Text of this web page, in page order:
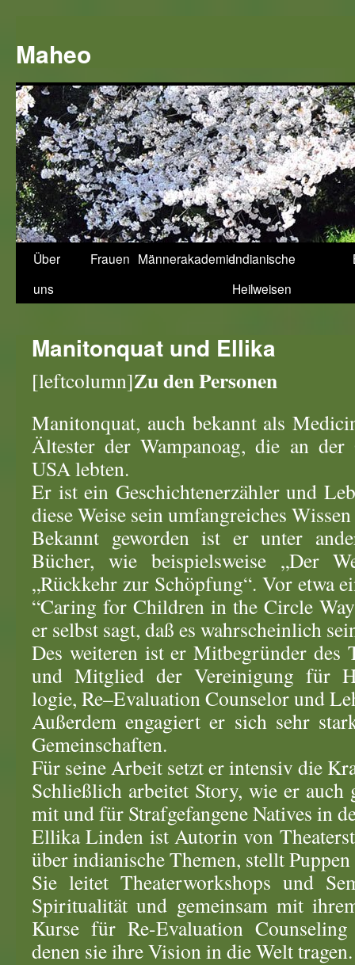
springen
Maheo
Über
uns
Frauen MännerakademieIndianische
Heilweisen
Manitonquat und Ellika
[leftcolumn]Zu den Personen
Manitonquat, auch bekannt als
Ältester der Wampanoag, die an der
USA lebten.
Er ist ein Geschichtenerzähler und
diese Weise sein umfangreiches
Bekannt geworden ist er unter
Bücher, wie beispielsweise „Der
„Rückkehr zur Schöpfung“. Vor etwa
“Caring for Children in the Circle
er selbst sagt, daß es wahrscheinlich
Des weiteren ist er Mitbegründer
und Mitglied der Vereinigung für
logie, Re–Evaluation Counselor und
Außerdem engagiert er sich sehr
Gemeinschaften.
Für seine Arbeit setzt er intensiv die
Schließlich arbeitet Story, wie er
mit und für Strafgefangene Natives in
Ellika Linden ist Autorin von
über indianische Themen, stellt
Sie leitet Theaterworkshops und
Spiritualität und gemeinsam mit
Kurse für Re-Evaluation
denen sie ihre Vision in die Welt tragen.